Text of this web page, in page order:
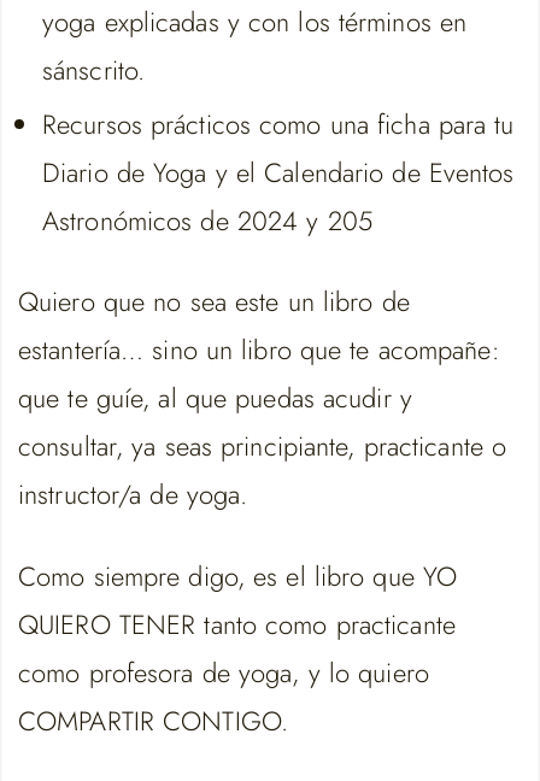
yoga explicadas y con los términos en
sánscrito.
Recursos prácticos como una ficha para tu
Diario de Yoga y el Calendario de Eventos
Astronómicos de 2024 y 205
Quiero que no sea este un libro de
estantería… sino un libro que te acompañe:
que te guíe, al que puedas acudir y
consultar, ya seas principiante, practicante o
instructor/a de yoga.
Como siempre digo, es el libro que YO
QUIERO TENER tanto como practicante
como profesora de yoga, y lo quiero
COMPARTIR CONTIGO.